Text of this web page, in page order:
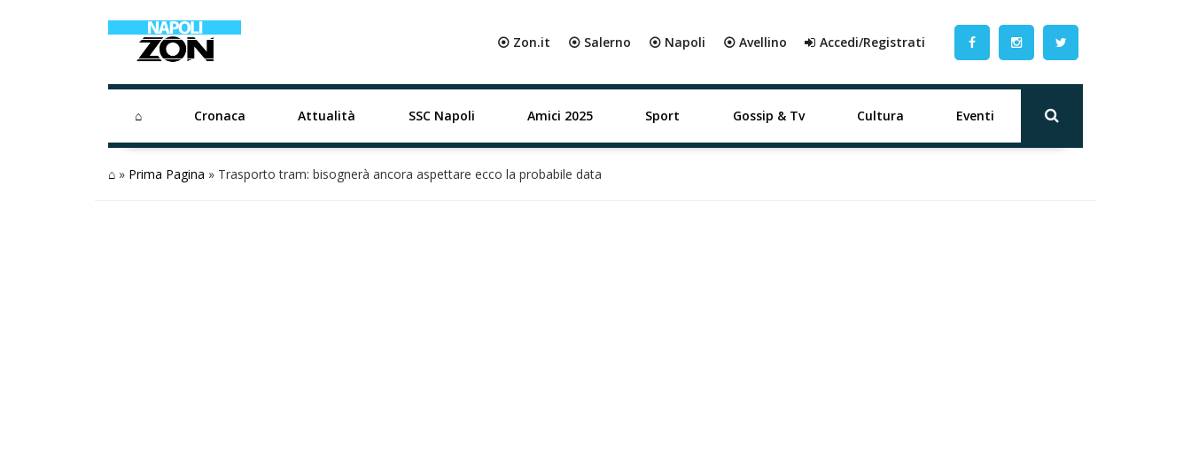
⦿ Zon.it ⦿ Salerno ⦿ Napoli ⦿ Avellino Accedi/Registrati
⌂ Cronaca Attualità SSC Napoli Amici 2025 Sport Gossip & Tv Cultura Eventi
⌂ » Prima Pagina » Trasporto tram: bisognerà ancora aspettare ecco la probabile data